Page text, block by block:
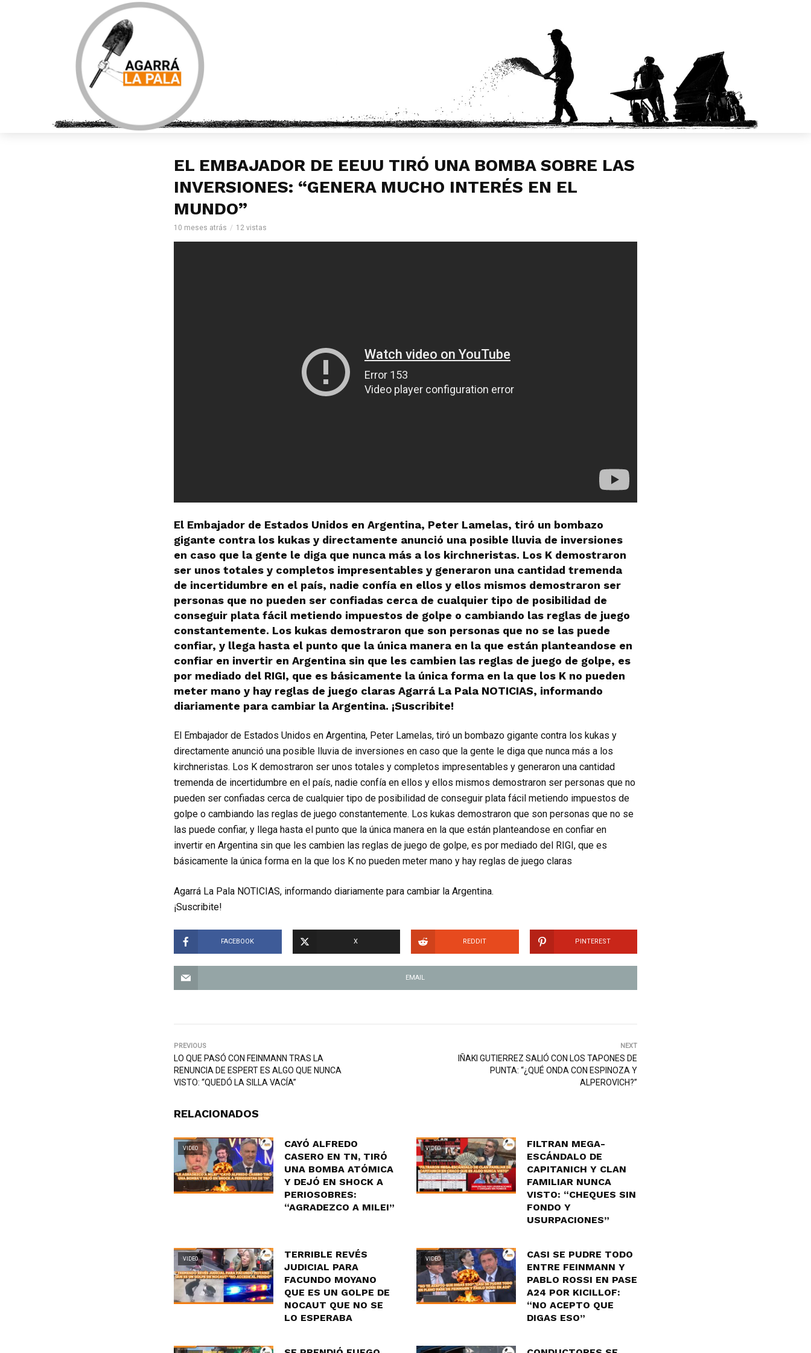
EL EMBAJADOR DE EEUU TIRÓ UNA BOMBA SOBRE LAS
INVERSIONES: “GENERA MUCHO INTERÉS EN EL
MUNDO”
10 meses atrás 12 vistas
El Embajador de Estados Unidos en Argentina, Peter Lamelas, tiró un bombazo
gigante contra los kukas y directamente anunció una posible lluvia de inversiones
en caso que la gente le diga que nunca más a los kirchneristas. Los K demostraron
ser unos totales y completos impresentables y generaron una cantidad tremenda
de incertidumbre en el país, nadie confía en ellos y ellos mismos demostraron ser
personas que no pueden ser confiadas cerca de cualquier tipo de posibilidad de
conseguir plata fácil metiendo impuestos de golpe o cambiando las reglas de juego
constantemente. Los kukas demostraron que son personas que no se las puede
confiar, y llega hasta el punto que la única manera en la que están planteandose en
confiar en invertir en Argentina sin que les cambien las reglas de juego de golpe, es
por mediado del RIGI, que es básicamente la única forma en la que los K no pueden
meter mano y hay reglas de juego claras Agarrá La Pala NOTICIAS, informando
diariamente para cambiar la Argentina. ¡Suscribite!
El Embajador de Estados Unidos en Argentina, Peter Lamelas, tiró un bombazo gigante contra los kukas y
directamente anunció una posible lluvia de inversiones en caso que la gente le diga que nunca más a los
kirchneristas. Los K demostraron ser unos totales y completos impresentables y generaron una cantidad
tremenda de incertidumbre en el país, nadie confía en ellos y ellos mismos demostraron ser personas que no
pueden ser confiadas cerca de cualquier tipo de posibilidad de conseguir plata fácil metiendo impuestos de
golpe o cambiando las reglas de juego constantemente. Los kukas demostraron que son personas que no se
las puede confiar, y llega hasta el punto que la única manera en la que están planteandose en confiar en
invertir en Argentina sin que les cambien las reglas de juego de golpe, es por mediado del RIGI, que es
básicamente la única forma en la que los K no pueden meter mano y hay reglas de juego claras
Agarrá La Pala NOTICIAS, informando diariamente para cambiar la Argentina.
¡Suscribite!
FACEBOOK X REDDIT PINTEREST
EMAIL
PREVIOUS
LO QUE PASÓ CON FEINMANN TRAS LA
RENUNCIA DE ESPERT ES ALGO QUE NUNCA
VISTO: “QUEDÓ LA SILLA VACÍA”
NEXT
IÑAKI GUTIERREZ SALIÓ CON LOS TAPONES DE
PUNTA: “¿QUÉ ONDA CON ESPINOZA Y
ALPEROVICH?”
RELACIONADOS
VIDEO
CAYÓ ALFREDO
CASERO EN TN, TIRÓ
UNA BOMBA ATÓMICA
Y DEJÓ EN SHOCK A
PERIOSOBRES:
“AGRADEZCO A MILEI”
VIDEO
FILTRAN MEGA-
ESCÁNDALO DE
CAPITANICH Y CLAN
FAMILIAR NUNCA
VISTO: “CHEQUES SIN
FONDO Y
USURPACIONES”
VIDEO
TERRIBLE REVÉS
JUDICIAL PARA
FACUNDO MOYANO
QUE ES UN GOLPE DE
NOCAUT QUE NO SE
LO ESPERABA
VIDEO
CASI SE PUDRE TODO
ENTRE FEINMANN Y
PABLO ROSSI EN PASE
A24 POR KICILLOF:
“NO ACEPTO QUE
DIGAS ESO”